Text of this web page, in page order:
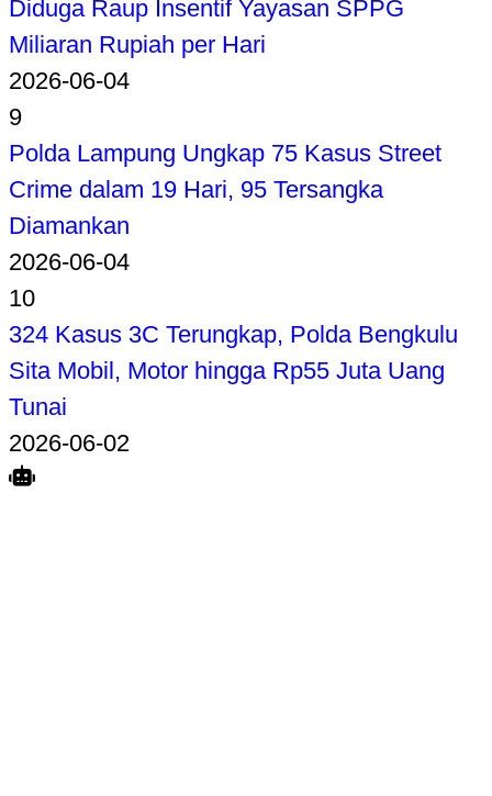
Diduga Raup Insentif Yayasan SPPG
Miliaran Rupiah per Hari
2026-06-04
9
Polda Lampung Ungkap 75 Kasus Street
Crime dalam 19 Hari, 95 Tersangka
Diamankan
2026-06-04
10
324 Kasus 3C Terungkap, Polda Bengkulu
Sita Mobil, Motor hingga Rp55 Juta Uang
Tunai
2026-06-02